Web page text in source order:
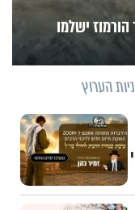
ישלמו
הערוץ